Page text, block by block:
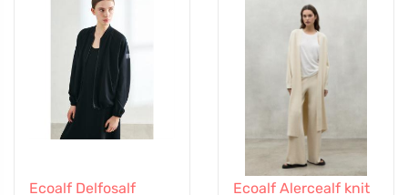
Ecoalf Delfosalf Ecoalf Alercealf knit